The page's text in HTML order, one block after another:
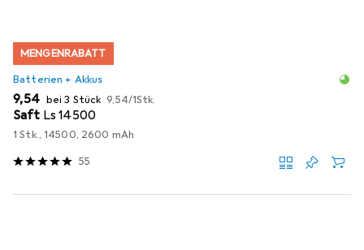
MENGENRABATT
Batterien + Akkus
EUR
9,54 bei 3 Stück EUR
9,54/1Stk.
Saft Ls 14500
1 Stk., 14500, 2600 mAh
55